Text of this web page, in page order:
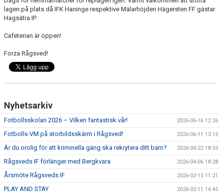
TRÄNINGSKLÄDER
RÅGSVEDS IF I MEDIA
FONDER
lagen på plats då IFK Haninge respektive Mälarhöjden Hägersten FF gästar
Hagsätra IP.
Cafeterian är öppen!
Forza Rågsved!
Nyhetsarkiv
Fotbollsskolan 2026 – Vilken fantastisk vår! 2026-06-16 12:26
Fotbolls-VM på storbildsskärm i Rågsved! 2026-06-11 13:15
Är du orolig för att kriminella gäng ska rekrytera ditt barn? 2026-04-22 18:53
Rågsveds IF förlänger med Bergkvara 2026-04-06 18:28
Årsmöte Rågsveds IF 2026-02-15 11:21
PLAY AND STAY 2026-02-11 14:45